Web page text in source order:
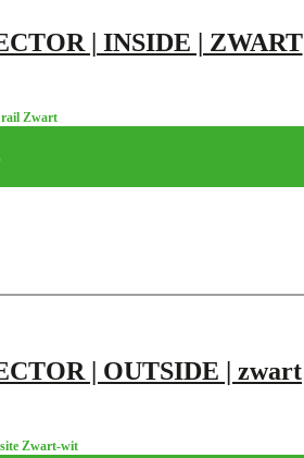
| INSIDE | ZWART
rail Zwart
| OUTSIDE | zwart
Zwart-wit